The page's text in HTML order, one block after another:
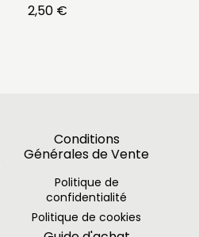
2,50 €
Conditions
Générales de Vente
Politique de
confidentialité
Politique de cookies